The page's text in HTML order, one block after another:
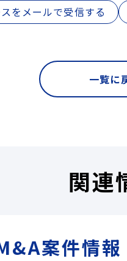
をメールで受信する
一覧に
関連
案件情報